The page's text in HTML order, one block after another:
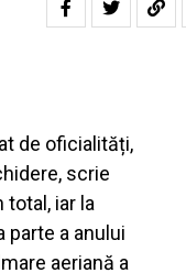
de oficialități,
scrie
iar la
parte a anului
aeriană a